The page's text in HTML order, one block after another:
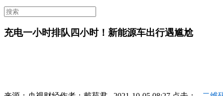
充电一小时排队四小时！新能源车出行遇尴尬